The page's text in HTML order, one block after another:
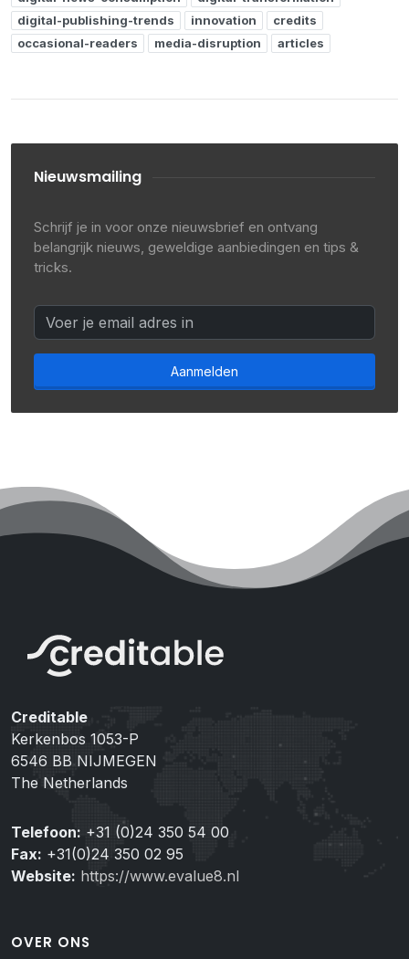
digital-publishing-trends
innovation
credits
occasional-readers
media-disruption articles
Nieuwsmailing
Schrijf je in voor onze nieuwsbrief en ontvang
belangrijk nieuws, geweldige aanbiedingen en tips &
tricks.
Aanmelden
Creditable
Kerkenbos 1053-P
6546 BB NIJMEGEN
The Netherlands
Telefoon: +31 (0)24 350 54 00
Fax: +31(0)24 350 02 95
Website: https://www.evalue8.nl
OVER ONS